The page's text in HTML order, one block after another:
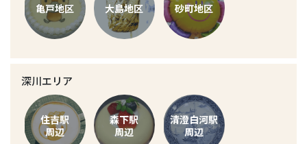
亀戸地区 大島地区 砂町地区
深川エリア
住吉駅
周辺
森下駅
周辺
清澄白河駅
周辺